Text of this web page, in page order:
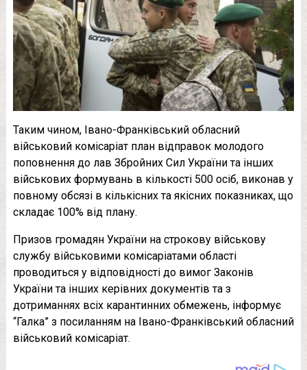
Таким чином, Івано-Франківський обласний
військовий комісаріат план відправок молодого
поповнення до лав Збройних Сил України та інших
військових формувань в кількості 500 осіб, виконав у
повному обсязі в кількісних та якісних показниках, що
складає 100% від плану.
Призов громадян України на строкову військову
службу військовими комісаріатами області
проводиться у відповідності до вимог Законів
України та інших керівних документів та з
дотриманнях всіх карантинних обмежень, інформує
“Галка” з посиланням на Івано-Франківський обласний
військовий комісаріат.